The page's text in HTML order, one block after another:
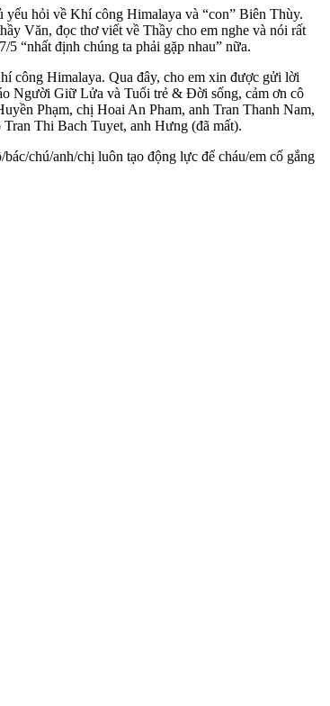
yếu hỏi về Khí công Himalaya và “con” Biên Thùy.
Văn, đọc thơ viết về Thầy cho em nghe và nói rất
“nhất định chúng ta phải gặp nhau” nữa.
công Himalaya. Qua đây, cho em xin được gửi lời
Người Giữ Lửa và Tuổi trẻ & Đời sống, cảm ơn cô
Phạm, chị Hoai An Pham, anh Tran Thanh Nam,
Thi Bach Tuyet, anh Hưng (đã mất).
chú/anh/chị luôn tạo động lực để cháu/em cố gắng